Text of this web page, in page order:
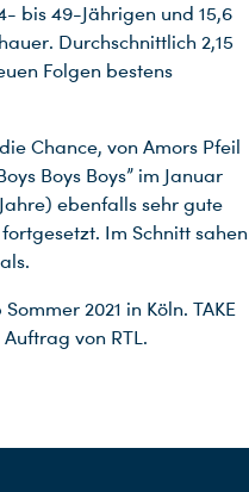
bis 49-Jährigen und 15,6
Durchschnittlich 2,15
Folgen bestens
Chance, von Amors Pfeil
Boys Boys” im Januar
ebenfalls sehr gute
Im Schnitt sahen
2021 in Köln. TAKE
von RTL.